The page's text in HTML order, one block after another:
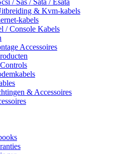
/ Sas / Sata / Esata
& Kvm-kabels
kabels
/ Console Kabels
Accessoires
& Accessoires